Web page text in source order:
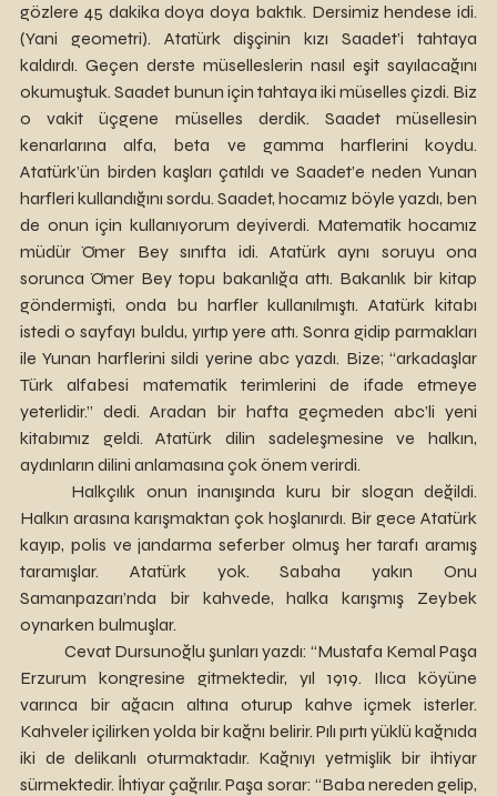
gözlere 45 dakika doya doya baktık. Dersimiz hendese idi.
(Yani geometri). Atatürk dişçinin kızı Saadet’i tahtaya
kaldırdı. Geçen derste müselleslerin nasıl eşit sayılacağını
okumuştuk. Saadet bunun için tahtaya iki müselles çizdi. Biz
o vakit üçgene müselles derdik. Saadet müsellesin
kenarlarına alfa, beta ve gamma harflerini koydu.
Atatürk’ün birden kaşları çatıldı ve Saadet’e neden Yunan
harfleri kullandığını sordu. Saadet, hocamız böyle yazdı, ben
de onun için kullanıyorum deyiverdi. Matematik hocamız
müdür Ömer Bey sınıfta idi. Atatürk aynı soruyu ona
sorunca Ömer Bey topu bakanlığa attı. Bakanlık bir kitap
göndermişti, onda bu harfler kullanılmıştı. Atatürk kitabı
istedi o sayfayı buldu, yırtıp yere attı. Sonra gidip parmakları
ile Yunan harflerini sildi yerine abc yazdı. Bize; “arkadaşlar
Türk alfabesi matematik terimlerini de ifade etmeye
yeterlidir.” dedi. Aradan bir hafta geçmeden abc’li yeni
kitabımız geldi. Atatürk dilin sadeleşmesine ve halkın,
aydınların dilini anlamasına çok önem verirdi.
Halkın arasına karışmaktan çok hoşlanırdı. Bir gece Atatürk
kayıp, polis ve jandarma seferber olmuş her tarafı aramış
taramışlar. Atatürk yok. Sabaha yakın Onu
Samanpazarı’nda bir kahvede, halka karışmış Zeybek
oynarken bulmuşlar.
Erzurum kongresine gitmektedir, yıl 1919. Ilıca köyüne
varınca bir ağacın altına oturup kahve içmek isterler.
Kahveler içilirken yolda bir kağnı belirir. Pılı pırtı yüklü kağnıda
iki de delikanlı oturmaktadır. Kağnıyı yetmişlik bir ihtiyar
sürmektedir. İhtiyar çağrılır. Paşa sorar: “Baba nereden gelip,